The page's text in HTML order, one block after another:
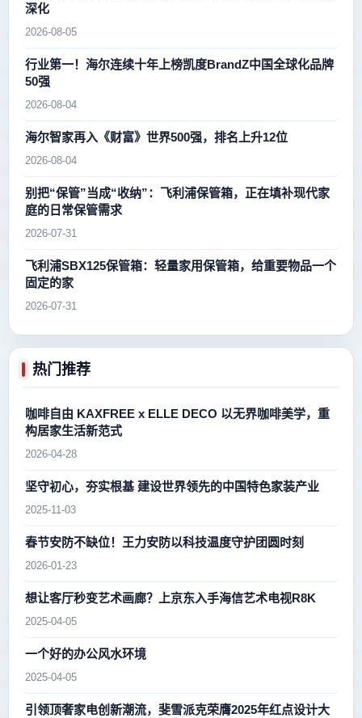
深化
2026-08-05
行业第一！海尔连续十年上榜凯度BrandZ中国全球化品牌
50强
2026-08-04
海尔智家再入《财富》世界500强，排名上升12位
2026-08-04
别把“保管”当成“收纳”：飞利浦保管箱，正在填补现代家
庭的日常保管需求
2026-07-31
飞利浦SBX125保管箱：轻量家用保管箱，给重要物品一个
固定的家
2026-07-31
热门推荐
咖啡自由 KAXFREE x ELLE DECO 以无界咖啡美学，重
构居家生活新范式
2026-04-28
坚守初心，夯实根基 建设世界领先的中国特色家装产业
2025-11-03
春节安防不缺位！王力安防以科技温度守护团圆时刻
2026-01-23
想让客厅秒变艺术画廊？上京东入手海信艺术电视R8K
2025-04-05
一个好的办公风水环境
2025-04-05
引领顶奢家电创新潮流，斐雪派克荣膺2025年红点设计大